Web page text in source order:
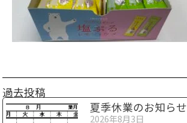
過去投稿
夏季休業のお知らせ
2026年8月3日